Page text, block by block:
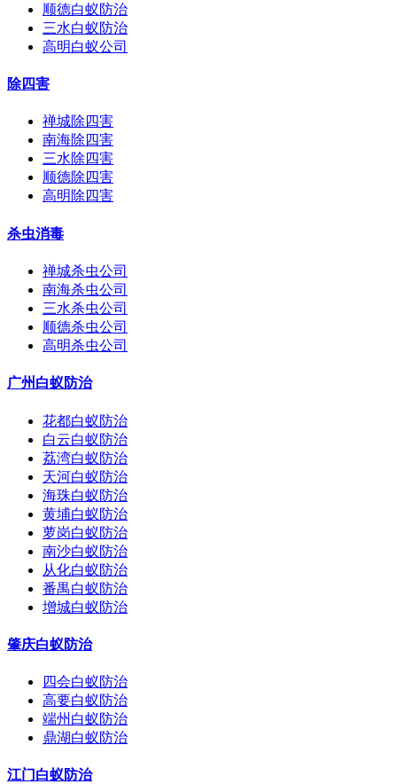
顺德白蚁防治
三水白蚁防治
高明白蚁公司
除四害
禅城除四害
南海除四害
三水除四害
顺德除四害
高明除四害
杀虫消毒
禅城杀虫公司
南海杀虫公司
三水杀虫公司
顺德杀虫公司
高明杀虫公司
广州白蚁防治
花都白蚁防治
白云白蚁防治
荔湾白蚁防治
天河白蚁防治
海珠白蚁防治
黄埔白蚁防治
萝岗白蚁防治
南沙白蚁防治
从化白蚁防治
番禺白蚁防治
增城白蚁防治
肇庆白蚁防治
四会白蚁防治
高要白蚁防治
端州白蚁防治
鼎湖白蚁防治
江门白蚁防治